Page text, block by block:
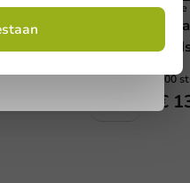
van 4
Koffie
st/
500
€
je akkoord met de